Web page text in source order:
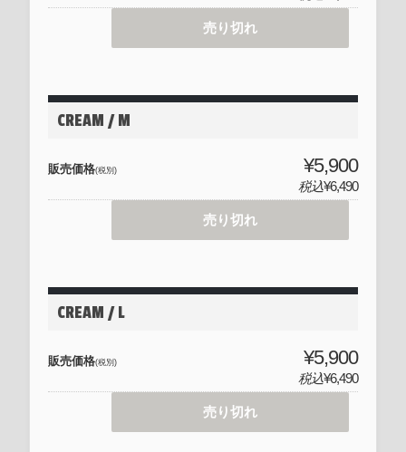
売り切れ
CREAM / M
販売価格(税別) ¥5,900
税込¥6,490
売り切れ
CREAM / L
販売価格(税別) ¥5,900
税込¥6,490
売り切れ